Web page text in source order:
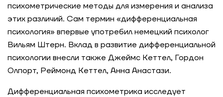
психометрические методы для измерения и анализа
этих различий. Сам термин «дифференциальная
психология» впервые употребил немецкий психолог
Вильям Штерн. Вклад в развитие дифференциальной
психологии внесли также Джеймс Кеттел, Гордон
Олпорт, Реймонд Кеттел, Анна Анастази.
Дифференциальная психометрика исследует